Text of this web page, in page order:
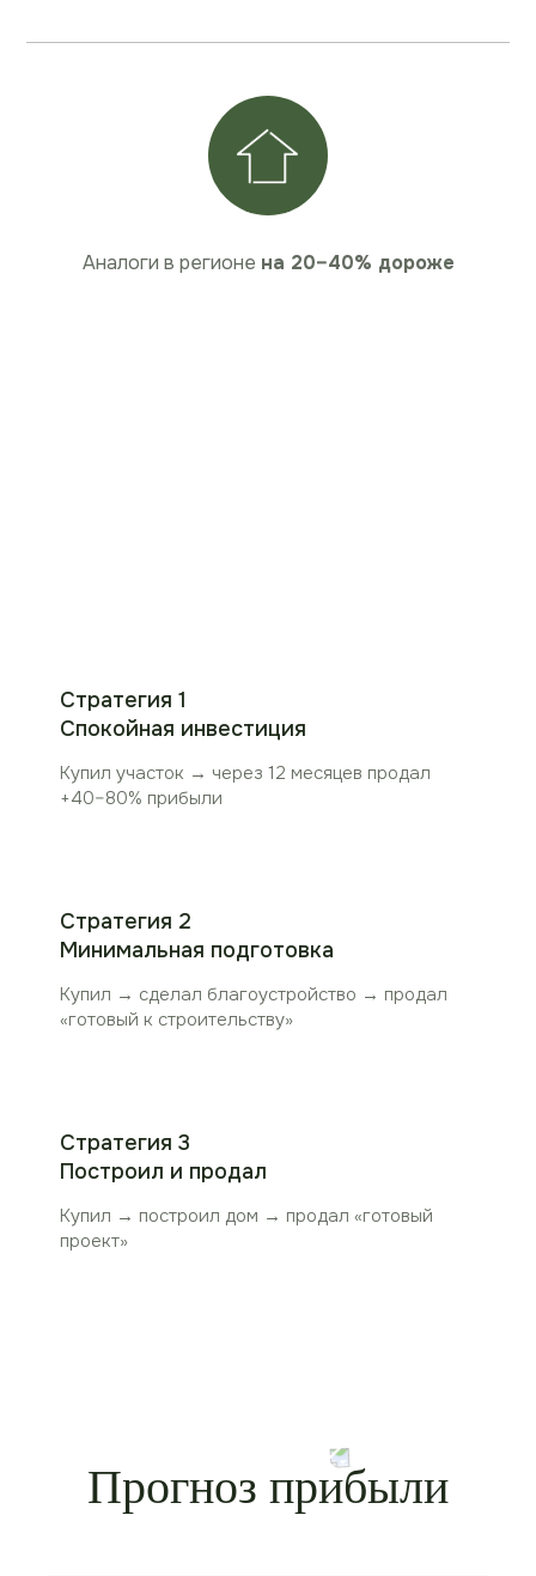
Аналоги в регионе на 20–40% дороже
Стратегия 1
Спокойная инвестиция
Купил участок → через 12 месяцев продал
+40–80% прибыли
Стратегия 2
Минимальная подготовка
Купил → сделал благоустройство → продал
«готовый к строительству»
Стратегия 3
Построил и продал
Купил → построил дом → продал «готовый
проект»
Прогноз прибыли